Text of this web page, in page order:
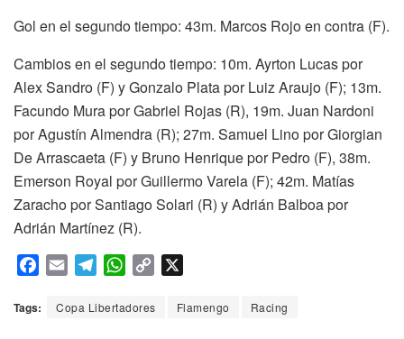
Gol en el segundo tiempo: 43m. Marcos Rojo en contra (F).
Cambios en el segundo tiempo: 10m. Ayrton Lucas por
Alex Sandro (F) y Gonzalo Plata por Luiz Araujo (F); 13m.
Facundo Mura por Gabriel Rojas (R), 19m. Juan Nardoni
por Agustín Almendra (R); 27m. Samuel Lino por Giorgian
De Arrascaeta (F) y Bruno Henrique por Pedro (F), 38m.
Emerson Royal por Guillermo Varela (F); 42m. Matías
Zaracho por Santiago Solari (R) y Adrián Balboa por
Adrián Martínez (R).
c
a
l
W
a
p
Tags: Copa Libertadores Flamengo Racing